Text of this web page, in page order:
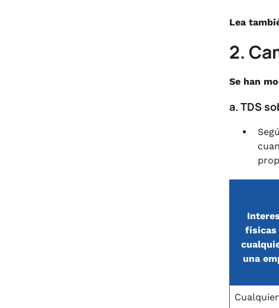
Lea
2.
Se han
a. TDS
físicas
una